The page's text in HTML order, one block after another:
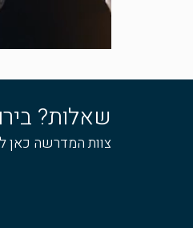
שאלות?
צוות המדרשה כאן